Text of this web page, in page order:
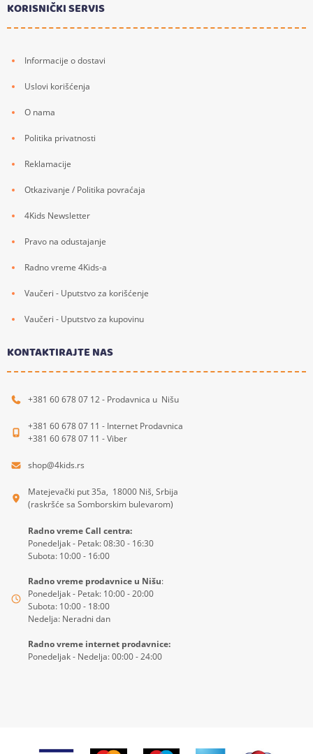
KORISNIČKI SERVIS
Informacije o dostavi
Uslovi korišćenja
O nama
Politika privatnosti
Reklamacije
Otkazivanje / Politika povraćaja
4Kids Newsletter
Pravo na odustajanje
Radno vreme 4Kids-a
Vaučeri - Uputstvo za korišćenje
Vaučeri - Uputstvo za kupovinu
KONTAKTIRAJTE NAS
+381 60 678 07 12 - Prodavnica u Nišu
+381 60 678 07 11 - Internet Prodavnica
+381 60 678 07 11 - Viber
shop@4kids.rs
Matejevački put 35a, 18000 Niš, Srbija
(raskršće sa Somborskim bulevarom)
Radno vreme Call centra:
Ponedeljak - Petak: 08:30 - 16:30
Subota: 10:00 - 16:00
Radno vreme prodavnice u Nišu:
Ponedeljak - Petak: 10:00 - 20:00
Subota: 10:00 - 18:00
Nedelja: Neradni dan
Radno vreme internet prodavnice:
Ponedeljak - Nedelja: 00:00 - 24:00